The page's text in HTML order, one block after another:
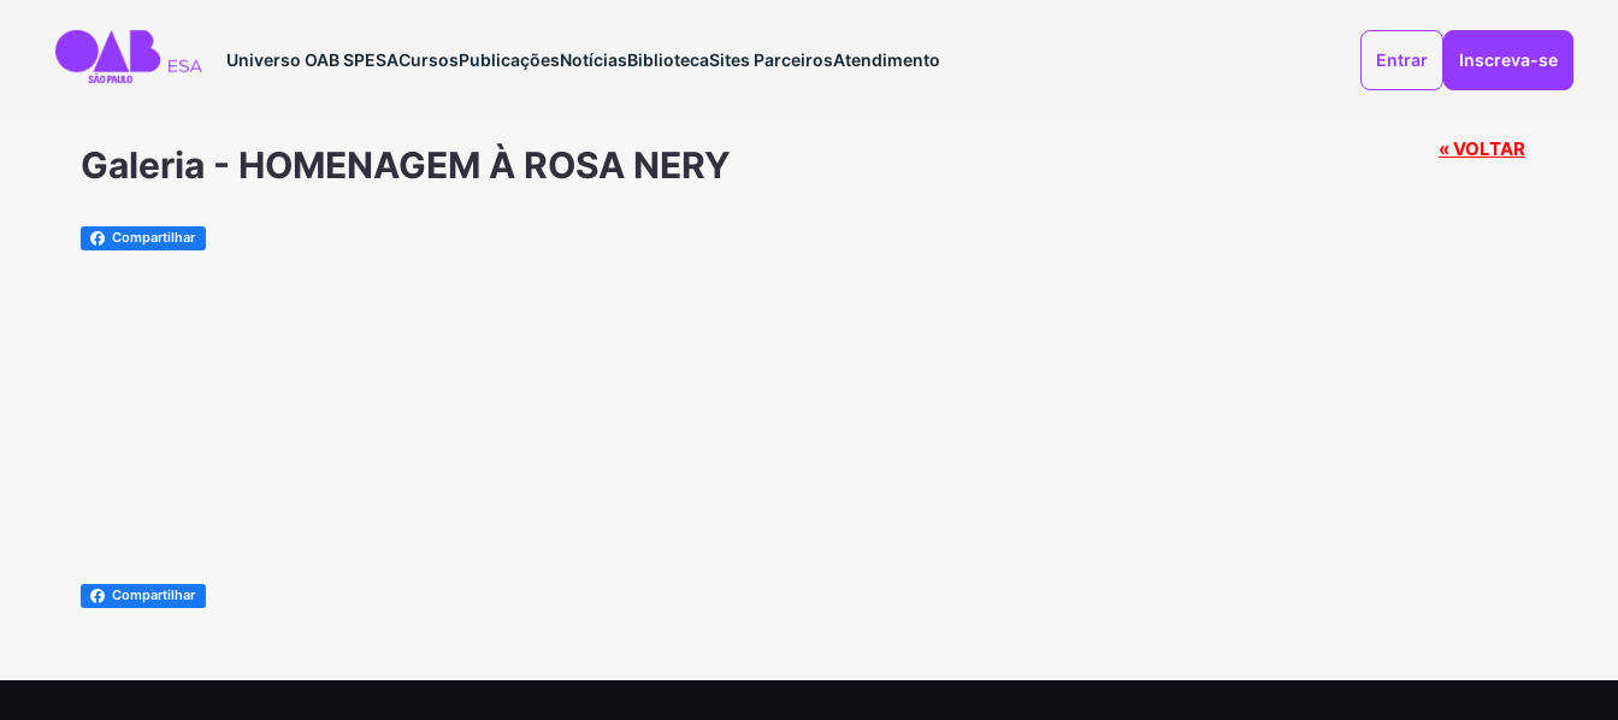
Universo OAB SPESACursosPublicaçõesNotíciasBibliotecaSites ParceirosAtendimento Entrar Inscreva-se
Galeria - HOMENAGEM À ROSA NERY « VOLTAR
Compartilhar
Compartilhar